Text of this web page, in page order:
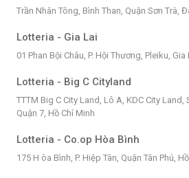
Trần Nhân Tông, Bình Than, Quận Sơn Trà,
Lotteria - Gia Lai
01 Phan Bội Châu, P. Hội Thương, Pleiku, Gia
Lotteria - Big C Cityland
TTTM Big C City Land, Lô A, KDC City Land,
Quận 7, Hồ Chí Minh
Lotteria - Co.op Hòa Bình
175 H òa Bình, P. Hiệp Tân, Quận Tân Phú,